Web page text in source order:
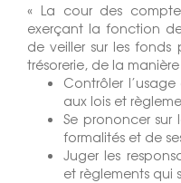
« La cour des
exerçant la fonction
de veiller sur les
trésorerie, de la
Contrôler
aux lois et
Se prononcer
formalités et de
Juger les
et règlements qui